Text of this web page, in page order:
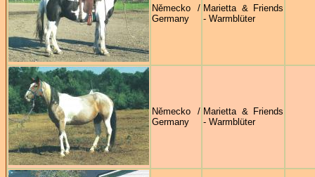
Německo /
Germany
Marietta & Friends
- Warmblüter
Německo /
Germany
Marietta & Friends
- Warmblüter